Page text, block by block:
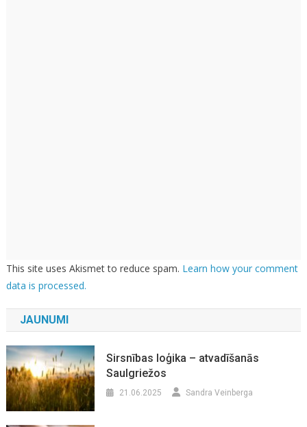
This site uses Akismet to reduce spam. Learn how your comment
data is processed.
JAUNUMI
Sirsnības loģika – atvadīšanās
Saulgriežos
21.06.2025 Sandra Veinberga